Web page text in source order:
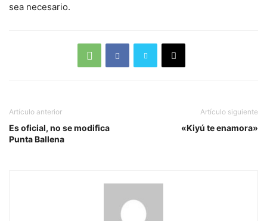
sea necesario.
Artículo anterior
Es oficial, no se modifica
Punta Ballena
Artículo siguiente
«Kiyú te enamora»